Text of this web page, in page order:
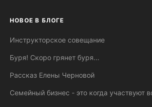
НОВОЕ В БЛОГЕ
Инструкторское совещание
Буря! Скоро грянет буря...
Рассказ Елены Черновой
Семейный бизнес - это когда участвуют